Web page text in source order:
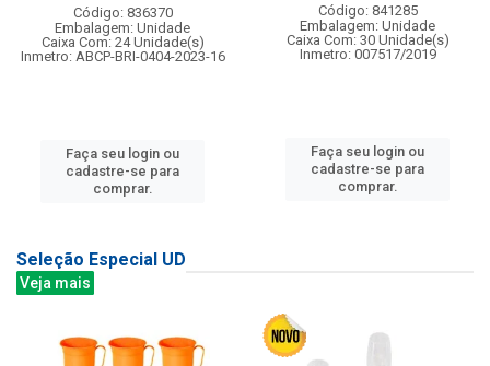
Código: 836370
Embalagem: Unidade
Caixa Com: 24 Unidade(s)
Inmetro: ABCP-BRI-0404-2023-16
Faça seu login ou
cadastre-se para
comprar.
Código: 841285
Embalagem: Unidade
Caixa Com: 30 Unidade(s)
Inmetro: 007517/2019
Faça seu login ou
cadastre-se para
comprar.
Seleção Especial UD
Veja mais